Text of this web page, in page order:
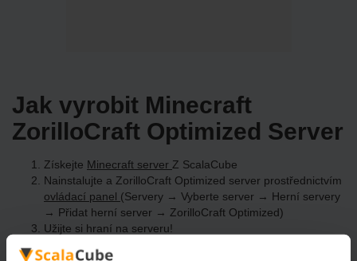
Jak vyrobit Minecraft
ZorilloCraft Optimized Server
Získejte Minecraft server Z ScalaCube
Nainstalujte a ZorilloCraft Optimized server prostřednictvím
ovládací panel (Servery → Vyberte server → Herní servery
→ Přidat herní server → ZorilloCraft Optimized)
Užijte si hraní na serveru!